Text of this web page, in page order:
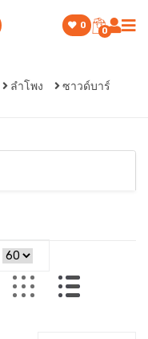
0
0
ลำโพง ซาวด์บาร์